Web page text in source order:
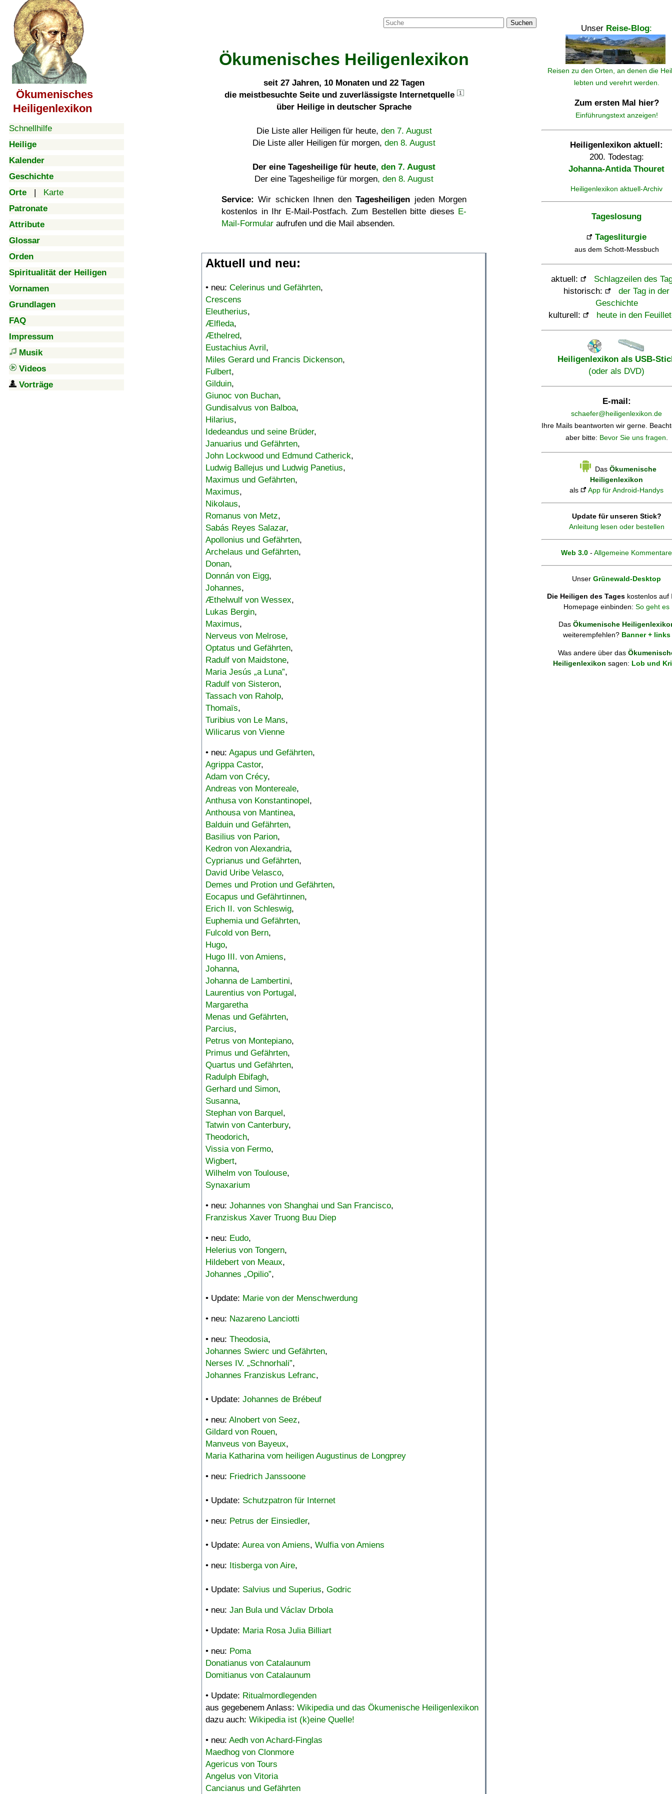
Ökumenisches
Heiligenlexikon
Schnellhilfe
Heilige
Kalender
Geschichte
Orte | Karte
Patronate
Attribute
Glossar
Orden
Spiritualität der Heiligen
Vornamen
Grundlagen
FAQ
Impressum
Musik
Videos
Vorträge
Suchen
Ökumenisches Heiligenlexikon
seit 27 Jahren, 10 Monaten und 22 Tagen
die meistbesuchte Seite und zuverlässigste Internetquelle
1
über Heilige in deutscher Sprache
Die Liste aller Heiligen für heute, den 7. August
Die Liste aller Heiligen für morgen, den 8. August
Der eine Tagesheilige für heute, den 7. August
Der eine Tagesheilige für morgen, den 8. August
Service: Wir schicken Ihnen denTagesheiligen jeden Morgen
kostenlos in Ihr E-Mail-Postfach. Zum Bestellen bitte dieses E-
Mail-Formular aufrufen und die Mail absenden.
Aktuell und neu:
• neu: Celerinus und Gefährten,
Crescens
Eleutherius,
Ælfleda,
Æthelred,
Eustachius Avril,
Miles Gerard und Francis Dickenson,
Fulbert,
Gilduin,
Giunoc von Buchan,
Gundisalvus von Balboa,
Hilarius,
Idedeandus und seine Brüder,
Januarius und Gefährten,
John Lockwood und Edmund Catherick,
Ludwig Ballejus und Ludwig Panetius,
Maximus und Gefährten,
Maximus,
Nikolaus,
Romanus von Metz,
Sabás Reyes Salazar,
Apollonius und Gefährten,
Archelaus und Gefährten,
Donan,
Donnán von Eigg,
Johannes,
Æthelwulf von Wessex,
Lukas Bergin,
Maximus,
Nerveus von Melrose,
Optatus und Gefährten,
Radulf von Maidstone,
Maria Jesús „a Luna”,
Radulf von Sisteron,
Tassach von Raholp,
Thomaïs,
Turibius von Le Mans,
Wilicarus von Vienne
• neu: Agapus und Gefährten,
Agrippa Castor,
Adam von Crécy,
Andreas von Montereale,
Anthusa von Konstantinopel,
Anthousa von Mantinea,
Balduin und Gefährten,
Basilius von Parion,
Kedron von Alexandria,
Cyprianus und Gefährten,
David Uribe Velasco,
Demes und Protion und Gefährten,
Eocapus und Gefährtinnen,
Erich II. von Schleswig,
Euphemia und Gefährten,
Fulcold von Bern,
Hugo,
Hugo III. von Amiens,
Johanna,
Johanna de Lambertini,
Laurentius von Portugal,
Margaretha
Menas und Gefährten,
Parcius,
Petrus von Montepiano,
Primus und Gefährten,
Quartus und Gefährten,
Radulph Ebifagh,
Gerhard und Simon,
Susanna,
Stephan von Barquel,
Tatwin von Canterbury,
Theodorich,
Vissia von Fermo,
Wigbert,
Wilhelm von Toulouse,
Synaxarium
• neu: Johannes von Shanghai und San Francisco,
Franziskus Xaver Truong Buu Diep
• neu: Eudo,
Helerius von Tongern,
Hildebert von Meaux,
Johannes „Opilio”,
• Update: Marie von der Menschwerdung
• neu: Nazareno Lanciotti
• neu: Theodosia,
Johannes Swierc und Gefährten,
Nerses IV. „Schnorhali”,
Johannes Franziskus Lefranc,
• Update: Johannes de Brébeuf
• neu: Alnobert von Seez,
Gildard von Rouen,
Manveus von Bayeux,
Maria Katharina vom heiligen Augustinus de Longprey
• neu: Friedrich Janssoone
• Update: Schutzpatron für Internet
• neu: Petrus der Einsiedler,
• Update: Aurea von Amiens, Wulfia von Amiens
• neu: Itisberga von Aire,
• Update: Salvius und Superius, Godric
• neu: Jan Bula und Václav Drbola
• Update: Maria Rosa Julia Billiart
• neu: Poma
Donatianus von Catalaunum
Domitianus von Catalaunum
• Update: Ritualmordlegenden
aus gegebenem Anlass: Wikipedia und das Ökumenische Heiligenlexikon
dazu auch: Wikipedia ist (k)eine Quelle!
• neu: Aedh von Achard-Finglas
Maedhog von Clonmore
Agericus von Tours
Angelus von Vitoria
Cancianus und Gefährten
Unser Reise-Blog:
Reisen zu den Orten, an denen die
lebten und verehrt werden.
Zum ersten Mal hier?
Einführungstext anzeigen!
Heiligenlexikon aktuell:
200. Todestag:
Johanna-Antida Thouret
Heiligenlexikon aktuell-Archiv
Tageslosung
Tagesliturgie
aus dem Schott-Messbuch
aktuell:
Schlagzeilen des
historisch:
der Tag in der
Geschichte
kulturell:
heute in den
Heiligenlexikon als USB-
(oder als DVD)
E-mail:
schaefer@heiligenlexikon.de
Ihre Mails beantworten wir gerne.
aber bitte: Bevor Sie uns fragen.
Das Ökumenische
Heiligenlexikon
als
App für Android-Handys
Update für unseren Stick?
Anleitung lesen oder bestellen
Web 3.0 - Allgemeine Kommentare
Unser Grünewald-Desktop
Die Heiligen des Tages kostenlos auf
Homepage einbinden: So geht es
Das Ökumenische
weiterempfehlen? Banner + links
Was andere über das
Heiligenlexikon sagen: Lob und